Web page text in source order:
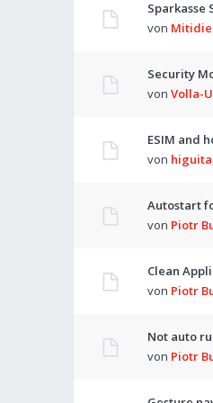
Sparkasse
von
Security
von Volla-
ESIM and
von higuita
Autostart
von Piotr
Clean
von Piotr
Not auto
von Piotr